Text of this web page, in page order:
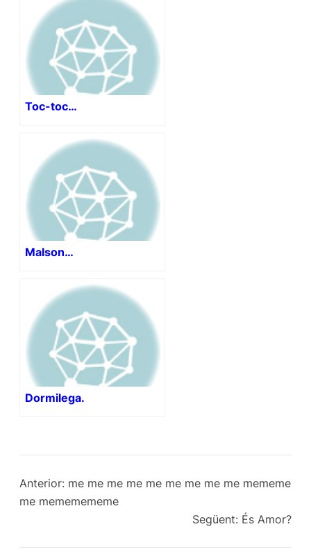
Toc-toc…
Malson…
Dormilega.
Anterior: me me me me me me me me me mememe
me mememememe
Següent: És Amor?